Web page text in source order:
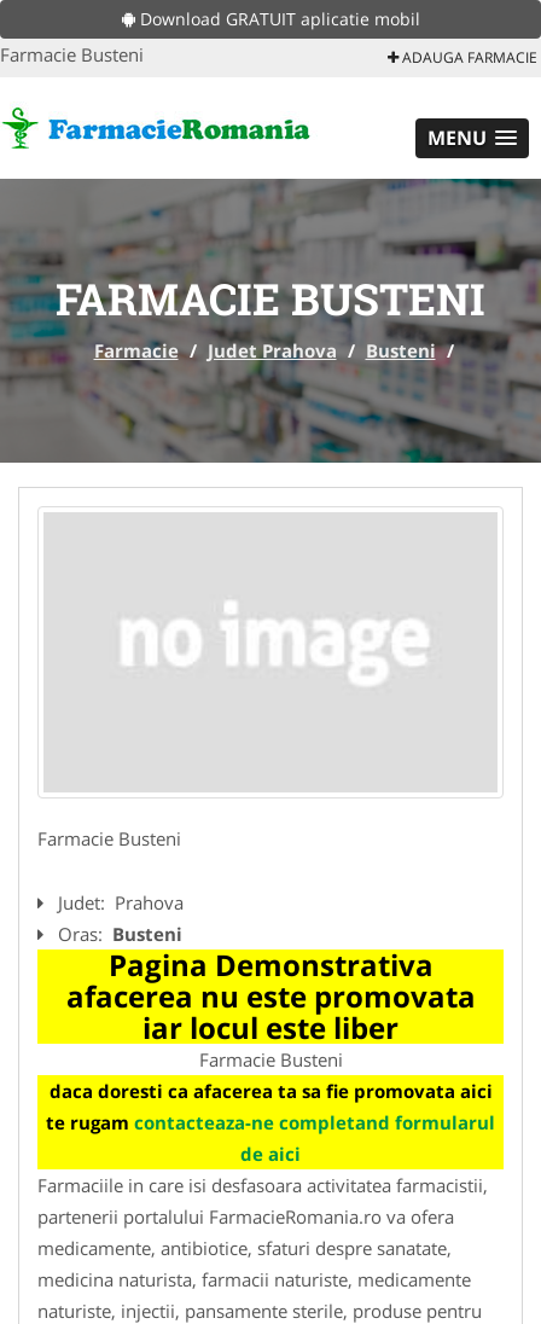
Download GRATUIT aplicatie mobil
Farmacie Busteni ADAUGA FARMACIE
MENU
FARMACIE BUSTENI
Farmacie / Judet Prahova / Busteni /
Farmacie Busteni
Judet: Prahova
Oras: Busteni
Pagina Demonstrativa
afacerea nu este promovata
iar locul este liber
Farmacie Busteni
daca doresti ca afacerea ta sa fie promovata aici
te rugam contacteaza-ne completand formularul
de aici
Farmaciile in care isi desfasoara activitatea farmacistii,
partenerii portalului FarmacieRomania.ro va ofera
medicamente, antibiotice, sfaturi despre sanatate,
medicina naturista, farmacii naturiste, medicamente
naturiste, injectii, pansamente sterile, produse pentru